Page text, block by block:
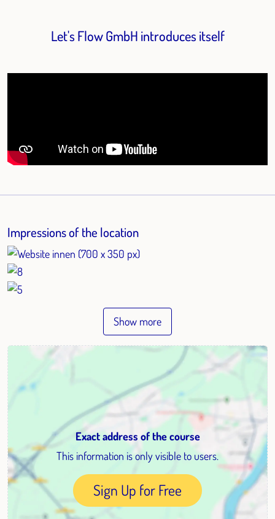
Let's Flow GmbH introduces itself
Impressions of the location
Show more
Exact address of the course
This information is only visible to users.
Sign Up for Free